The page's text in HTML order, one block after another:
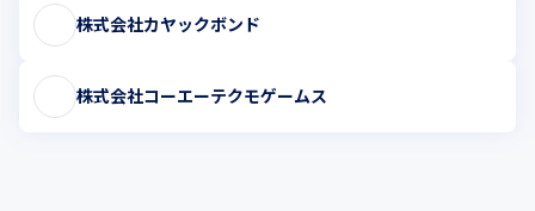
株式会社カヤックボンド
株式会社コーエーテクモゲームス